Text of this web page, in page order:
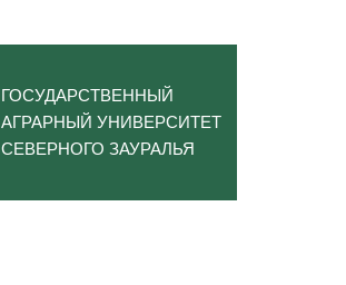
ГОСУДАРСТВЕННЫЙ
АГРАРНЫЙ УНИВЕРСИТЕТ
СЕВЕРНОГО ЗАУРАЛЬЯ